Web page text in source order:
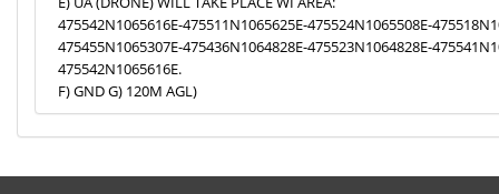
475542N1065616E-475511N1065625E-475524N1065508E-
475455N1065307E-475436N1064828E-475523N1064828E-
475542N1065616E.
F) GND G) 120M AGL)